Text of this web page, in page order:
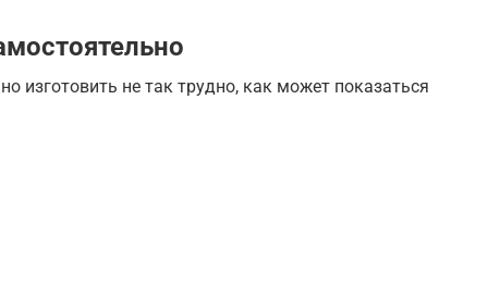
изготовить не так трудно, как может показаться